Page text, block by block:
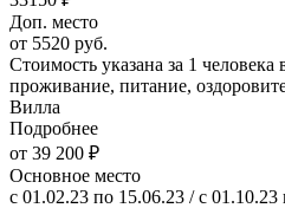
Доп. место
от 5520 руб.
Стоимость указана за 1
проживание, питание,
Вилла
Подробнее
от 39 200 ₽
Основное место
с 01.02.23 по 15.06.23 / с 01.10.23